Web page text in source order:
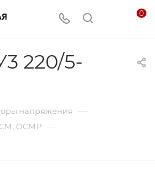
0
220/5-
напряжения —
ОСМР —